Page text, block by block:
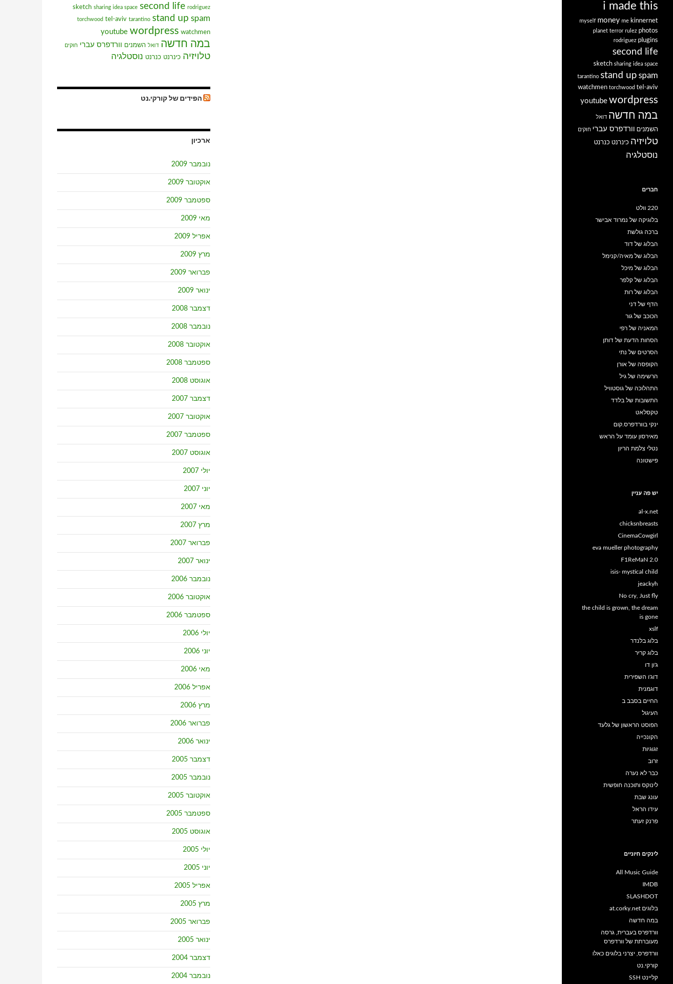
rodriguez
second life
sharing idea space
sketch
spam
stand up
tarantino
tel-aviv
torchwood
watchmen
wordpress
youtube
במה חדשה דואל השמנים וורדפרס עברי חוקים
טלויזיה כינרנט כנרנט נוסטלגיה
הפידים של קורקי.נט
ארכיון
נובמבר 2009
אוקטובר 2009
ספטמבר 2009
מאי 2009
אפריל 2009
מרץ 2009
פברואר 2009
ינואר 2009
דצמבר 2008
נובמבר 2008
אוקטובר 2008
ספטמבר 2008
אוגוסט 2008
דצמבר 2007
אוקטובר 2007
ספטמבר 2007
אוגוסט 2007
יולי 2007
יוני 2007
מאי 2007
מרץ 2007
פברואר 2007
ינואר 2007
נובמבר 2006
אוקטובר 2006
ספטמבר 2006
יולי 2006
יוני 2006
מאי 2006
אפריל 2006
מרץ 2006
פברואר 2006
ינואר 2006
דצמבר 2005
נובמבר 2005
אוקטובר 2005
ספטמבר 2005
אוגוסט 2005
יולי 2005
יוני 2005
אפריל 2005
מרץ 2005
פברואר 2005
ינואר 2005
דצמבר 2004
נובמבר 2004
i made this
kinnernet
me
money
myself
photos
planet terror rulez
plugins
rodriguez
second life
sharing idea space
sketch
spam
stand up
tarantino
tel-aviv
torchwood
watchmen
wordpress
youtube
במה חדשה דואל
השמנים וורדפרס עברי חוקים
טלויזיה כינרנט כנרנט
נוסטלגיה
חברים
220 וולט
בלוגיקה של נמרוד אבישר
ברכה גולשת
הבלוג של דוד
הבלוג של מאיה/קנימל
הבלוג של מיכל
הבלוג של קלפר
הבלוג של רות
הדף של דני
הכוכב של גור
המאניה של רפי
הסחות הדעת של דותן
הסרטים של נתי
הקופסה של אורן
הרשימה של גיל
התהלוכה של גוסטוויל
התשובות של בלדד
טקסלאט
ינקי בוורדפרס.קום
מאירסון עומד על הראש
נטלי צלמת הריון
פישטונה
יש פה עניין
al-x.net
chicksnbreasts
CinemaCowgirl
eva mueller photography
F1ReMaN 2.0
isis- mystical child
jeackyh
No cry, Just fly
the child is grown, the dream
is gone
xslf
בלוג בלנדר
בלוג קריר
ג'ון דו
דוג'ו השפירית
דוגמנית
החיים בסבב ב
העיגול
הפוסט הראשון של גלעד
הקונכייה
זגוגיות
זרוב
כבר לא נערה
לינוקס ותוכנה חופשית
עונג שבת
עידו הראל
פרנק זעתר
לינקים חיוניים
All Music Guide
IMDB
SLASHDOT
בלוגים at.corky.net
במה חדשה
וורדפרס בעברית, גרסה
מעוברתת של וורדפרס
וורדפרס, יצרני בלוגים כאלו
קורקי.נט
קליינט SSH